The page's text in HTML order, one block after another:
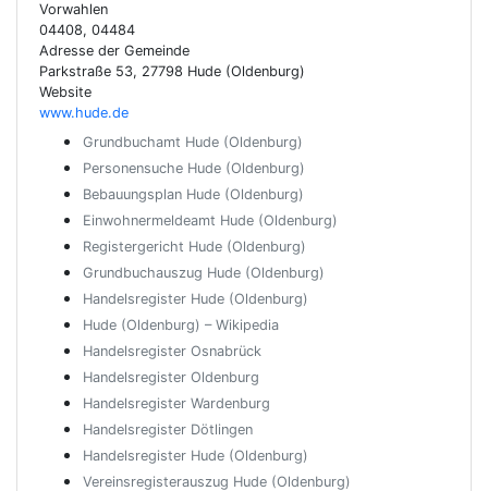
Vorwahlen
04408, 04484
Adresse der Gemeinde
Parkstraße 53, 27798 Hude (Oldenburg)
Website
www.hude.de
Grundbuchamt Hude (Oldenburg)
Personensuche Hude (Oldenburg)
Bebauungsplan Hude (Oldenburg)
Einwohnermeldeamt Hude (Oldenburg)
Registergericht Hude (Oldenburg)
Grundbuchauszug Hude (Oldenburg)
Handelsregister Hude (Oldenburg)
Hude (Oldenburg) – Wikipedia
Handelsregister Osnabrück
Handelsregister Oldenburg
Handelsregister Wardenburg
Handelsregister Dötlingen
Handelsregister Hude (Oldenburg)
Vereinsregisterauszug Hude (Oldenburg)